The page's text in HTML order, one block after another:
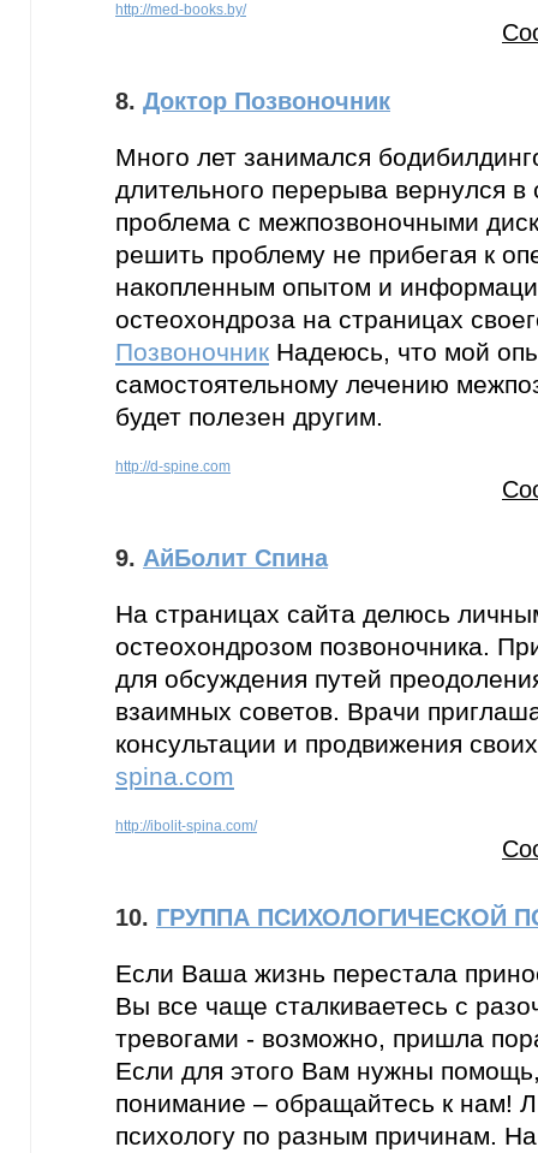
http://med-books.by/
8. Доктор Позвоночник
Много лет занимался
длительного перерыва вернулся в
проблема с межпозвоночными
решить проблему не прибегая к
накопленным опытом и
остеохондроза на страницах
Позвоночник Надеюсь, что мой
самостоятельному лечению
будет полезен другим.
http://d-spine.com
9. АйБолит Спина
На страницах сайта делюсь
остеохондрозом позвоночника.
для обсуждения путей
взаимных советов. Врачи
консультации и продвижения
spina.com
http://ibolit-spina.com/
10. ГРУППА ПСИХОЛОГИЧЕСКОЙ
Если Ваша жизнь перестала
Вы все чаще сталкиваетесь с
тревогами - возможно, пришла
Если для этого Вам нужны
понимание – обращайтесь к нам!
психологу по разным причинам.